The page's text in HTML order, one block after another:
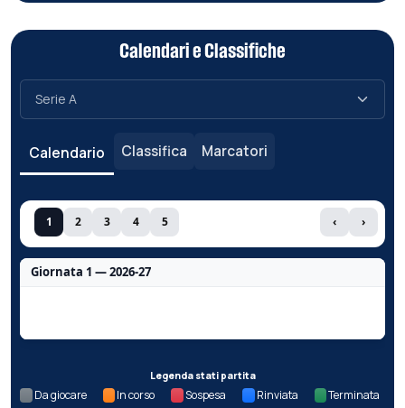
Calendari e Classifiche
Calendario Classifica Marcatori
1 2 3 4 5 ‹ ›
Giornata 1 — 2026-27
Legenda stati partita
Da giocare In corso Sospesa Rinviata Terminata